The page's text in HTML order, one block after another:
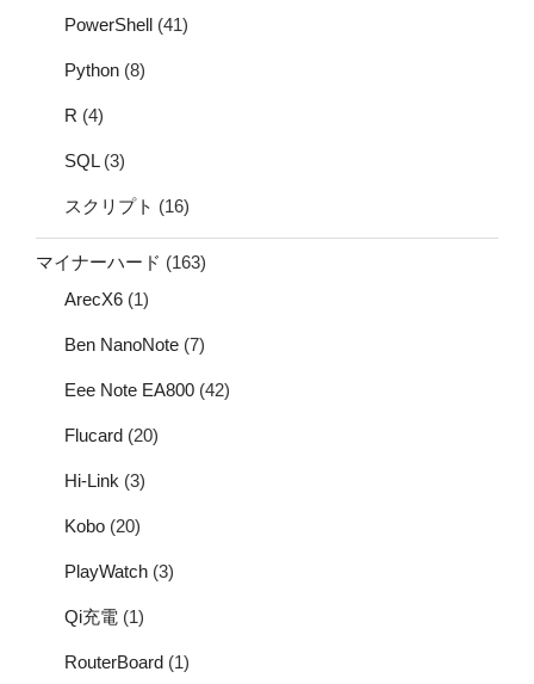
PowerShell (41)
Python (8)
R (4)
SQL(3)
スクリプト (16)
マイナーハード (163)
ArecX6 (1)
Ben NanoNote (7)
Eee Note EA800 (42)
Flucard (20)
Hi-Link (3)
Kobo (20)
PlayWatch (3)
Qi充電 (1)
RouterBoard (1)